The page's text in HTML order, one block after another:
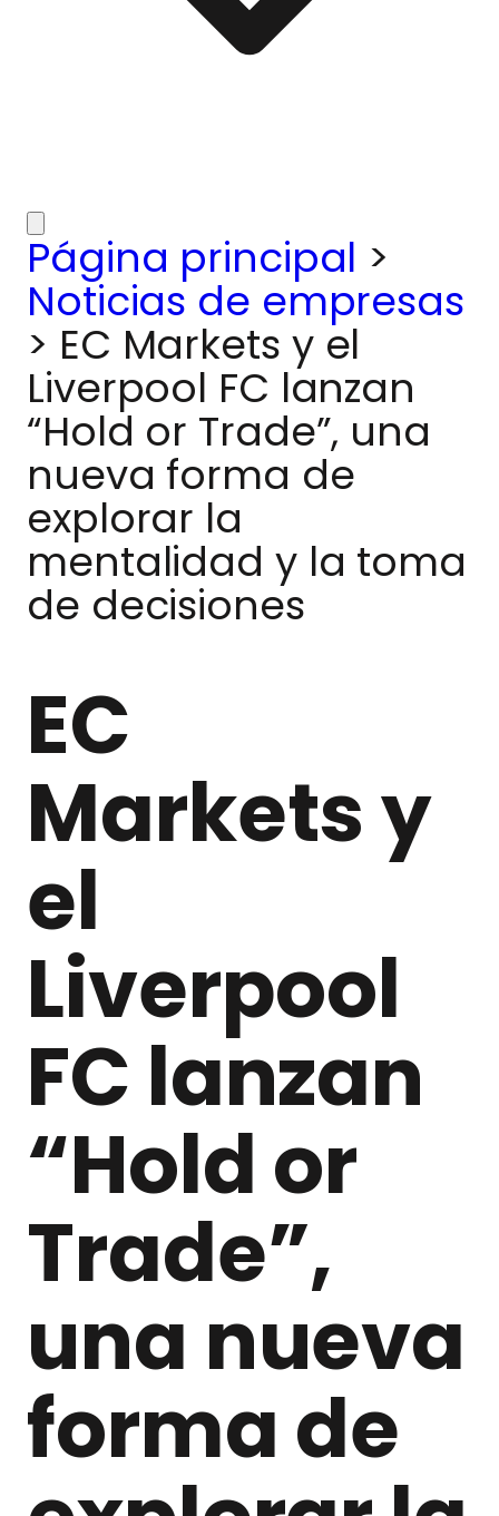
Página principal >
Noticias de empresas
> EC Markets y el
Liverpool FC lanzan
“Hold or Trade”, una
nueva forma de
explorar la
mentalidad y la toma
de decisiones
EC
Markets y
el
Liverpool
FC lanzan
“Hold or
Trade”,
una nueva
forma de